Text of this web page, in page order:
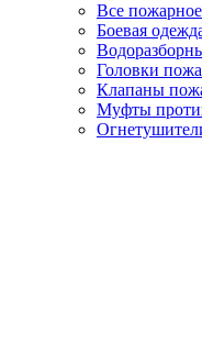
Все
Боевая
Головки
Клапаны
Муфты